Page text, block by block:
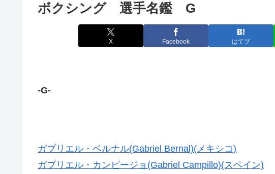
ボクシング 選手名鑑 G
X Facebook はてブ
-G-
ガブリエル・ベルナル(Gabriel Bernal)(メキシコ)
ガブリエル・カンピージョ(Gabriel Campillo)(スペイン)